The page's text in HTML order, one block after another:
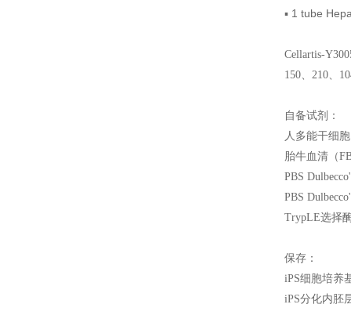
▪ 1 tube
Cellartis-
150、210、
自备试剂：
人多能干细胞
胎牛血清（
PBS
PBS
TrypLE选择
保存：
iPS细胞培养
iPS分化内胚